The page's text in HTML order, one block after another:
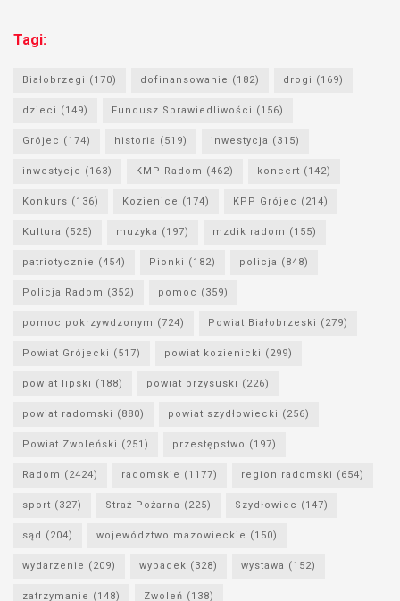
Tagi:
Białobrzegi (170) dofinansowanie (182) drogi (169)
dzieci (149) Fundusz Sprawiedliwości (156)
Grójec (174) historia (519) inwestycja (315)
inwestycje (163) KMP Radom (462) koncert (142)
Konkurs (136) Kozienice (174) KPP Grójec (214)
Kultura (525) muzyka (197) mzdik radom (155)
patriotycznie (454) Pionki (182) policja (848)
Policja Radom (352) pomoc (359)
pomoc pokrzywdzonym (724) Powiat Białobrzeski (279)
Powiat Grójecki (517) powiat kozienicki (299)
powiat lipski (188) powiat przysuski (226)
powiat radomski (880) powiat szydłowiecki (256)
Powiat Zwoleński (251) przestępstwo (197)
Radom (2424) radomskie (1177) region radomski (654)
sport (327) Straż Pożarna (225) Szydłowiec (147)
sąd (204) województwo mazowieckie (150)
wydarzenie (209) wypadek (328) wystawa (152)
zatrzymanie (148) Zwoleń (138)